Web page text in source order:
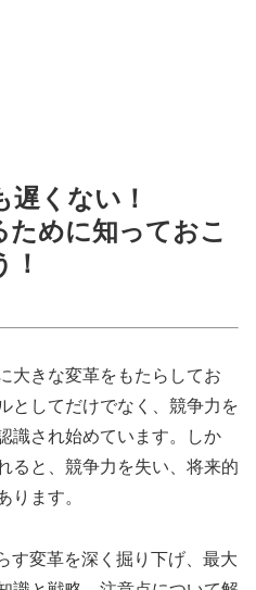
遅くない！
ために知っておこ
！
大きな変革をもたらしてお
としてだけでなく、競争力を
識され始めています。
しか
ると、競争力を失い、将来的
ります。
す変革を深く掘り下げ、最大